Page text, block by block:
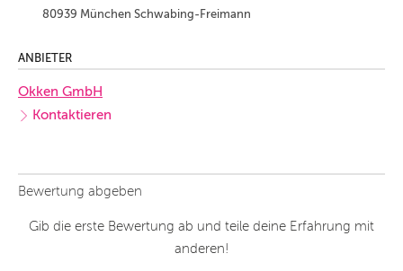
80939 München Schwabing-Freimann
ANBIETER
Okken GmbH
Kontaktieren
Bewertung abgeben
Gib die erste Bewertung ab und teile deine Erfahrung mit
anderen!